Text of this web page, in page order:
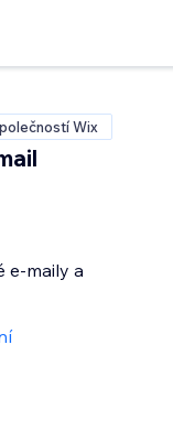
Wix
e-maily a